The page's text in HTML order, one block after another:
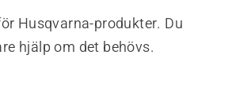
Husqvarna-produkter. Du
hjälp om det behövs.